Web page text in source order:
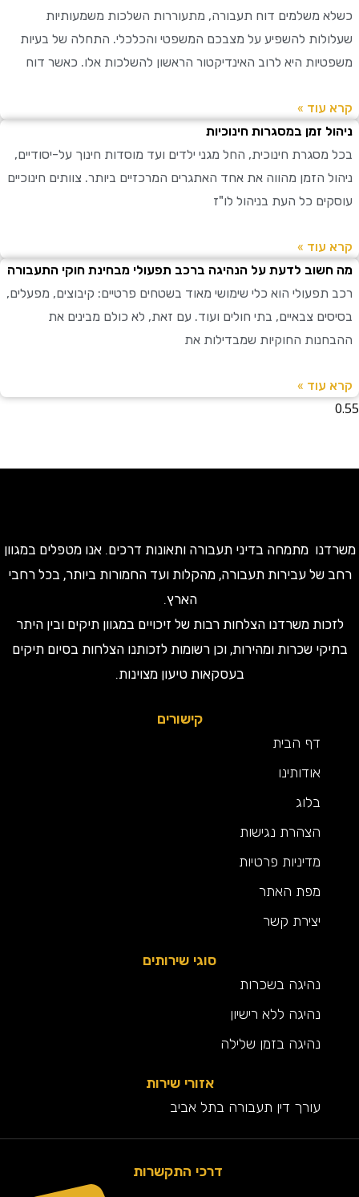
משלמים דוח תעבורה, מתעוררות השלכות משמעותיות
להשפיע על מצבכם המשפטי והכלכלי. התחלה של בעיות
היא לרוב האינדיקטור הראשון להשלכות אלו. כאשר דוח
»
זמן במסגרות חינוכיות
חינוכית, החל מגני ילדים ועד מוסדות חינוך על-יסודיים,
הזמן מהווה את אחד האתגרים המרכזיים ביותר. צוותים חינוכיים
כל העת בניהול לו"ז
»
לדעת על הנהיגה ברכב תפעולי מבחינת חוקי התעבורה
הוא כלי שימושי מאוד בשטחים פרטיים: קיבוצים, מפעלים,
צבאיים, בתי חולים ועוד. עם זאת, לא כולם מבינים את
החוקיות שמבדילות את
»
מתמחה בדיני תעבורה ותאונות דרכים. אנו מטפלים במגוון
עבירות תעבורה, מהקלות ועד החמורות ביותר, בכל רחבי
הארץ.
משרדנו הצלחות רבות של זיכויים במגוון תיקים ובין היתר
שכרות ומהירות, וכן רשומות לזכותנו הצלחות בסיום תיקים
בעסקאות טיעון מצוינות.
קישורים
דף הבית
אודותינו
הצהרת נגישות
מדיניות פרטיות
מפת האתר
יצירת קשר
סוגי שירותים
נהיגה בשכרות
נהיגה ללא רישיון
נהיגה בזמן שלילה
אזורי שירות
עורך דין תעבורה בתל אביב
דרכי התקשרות